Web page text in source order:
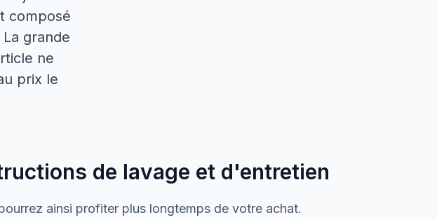
composé
grande
ne
prix le
de lavage et d'entretien
ainsi profiter plus longtemps de votre achat.